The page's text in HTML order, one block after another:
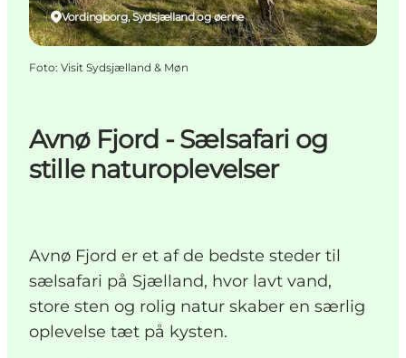
Avnø Fjord - Sælsafari og
stille naturoplevelser
Avnø Fjord er et af de bedste steder til
sælsafari på Sjælland, hvor lavt vand,
store sten og rolig natur skaber en særlig
oplevelse tæt på kysten.
Vordingborg, Sydsjælland og øerne
Foto: Visit Sydsjælland & Møn